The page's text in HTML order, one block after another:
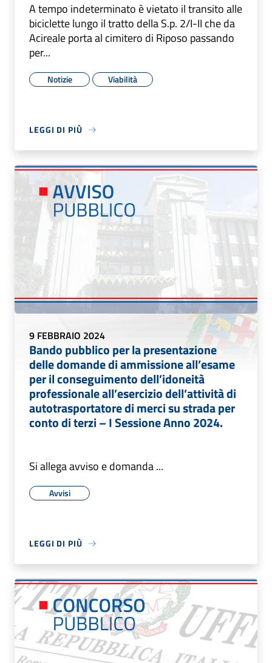
A tempo indeterminato è vietato il transito alle
biciclette lungo il tratto della S.p. 2/I-II che da
Acireale porta al cimitero di Riposo passando
per...
Notizie Viabilità
LEGGI DI PIÙ
9 FEBBRAIO 2024
Bando pubblico per la presentazione
delle domande di ammissione all’esame
per il conseguimento dell’idoneità
professionale all’esercizio dell’attività di
autotrasportatore di merci su strada per
conto di terzi – I Sessione Anno 2024.
Si allega avviso e domanda ...
Avvisi
LEGGI DI PIÙ